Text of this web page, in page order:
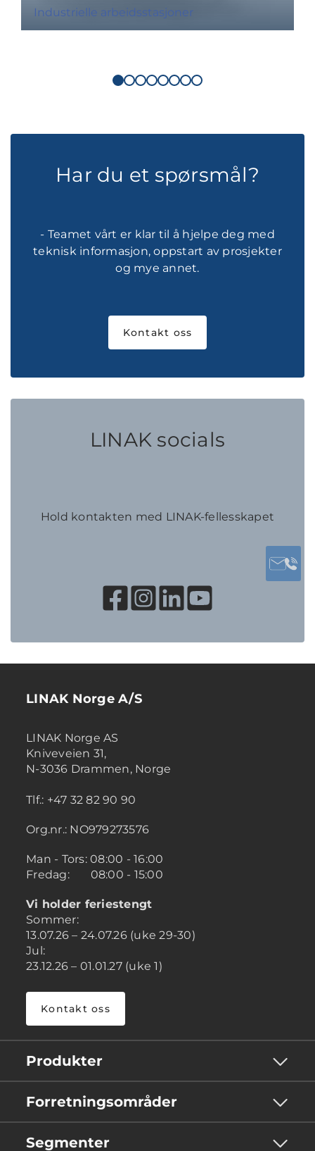
Industrielle arbeidsstasjoner
Har du et spørsmål?
- Teamet vårt er klar til å hjelpe deg med
teknisk informasjon, oppstart av prosjekter
og mye annet.
Kontakt oss
LINAK socials
Hold kontakten med LINAK-fellesskapet
LINAK Norge A/S
LINAK Norge AS
Kniveveien 31,
N-3036 Drammen, Norge
Tlf.: +47 32 82 90 90
Org.nr.: NO979273576
Man - Tors: 08:00 - 16:00
Fredag: 08:00 - 15:00
Vi holder feriestengt
Sommer:
13.07.26 – 24.07.26 (uke 29-30)
Jul:
23.12.26 – 01.01.27 (uke 1)
Kontakt oss
Produkter
Forretningsområder
Segmenter